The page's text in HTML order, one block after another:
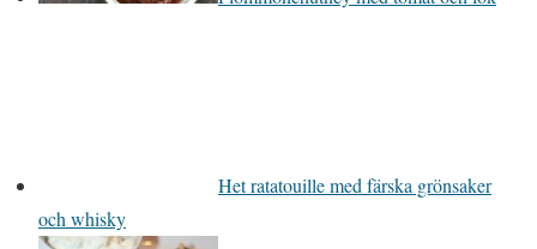
Het ratatouille med färska grönsaker
och whisky